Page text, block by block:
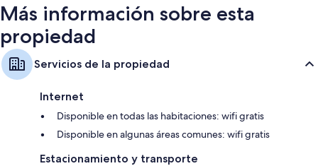
Más información sobre esta
propiedad
Servicios de la propiedad
Internet
Disponible en todas las habitaciones: wifi gratis
Disponible en algunas áreas comunes: wifi gratis
Estacionamiento y transporte